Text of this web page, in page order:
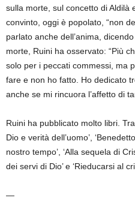
sulla morte, sul concetto di Aldilà
convinto, oggi è popolato, “non
parlato anche dell’anima,
morte, Ruini ha osservato: “Più
solo per i peccati commessi, ma
fare e non ho fatto. Ho dedicato
anche se mi rincuora l’affetto di
Ruini ha pubblicato molto libri.
Dio e verità dell’uomo’,
nostro tempo’, ‘Alla sequela di
dei servi di Dio’ e ‘Rieducarsi al
—